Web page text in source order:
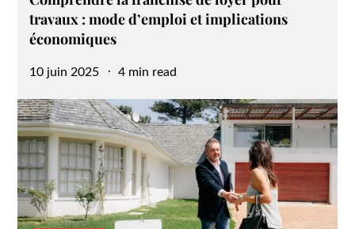
travaux : mode d’emploi et implications
économiques
Posted
10 juin 2025 4 min read